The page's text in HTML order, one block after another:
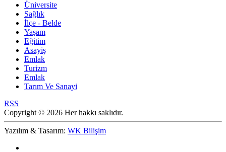
Üniversite
Sağlık
İlçe - Belde
Yaşam
Eğitim
Asayiş
Emlak
Turizm
Emlak
Tarım Ve Sanayi
RSS
Copyright © 2026 Her hakkı saklıdır.
Yazılım & Tasarım: WK Bilişim